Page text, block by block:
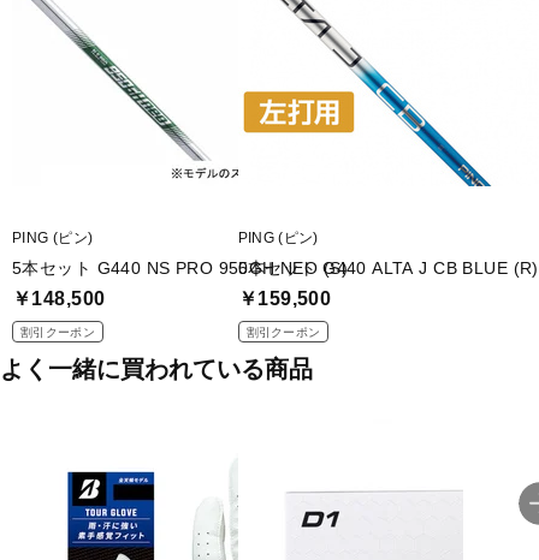
PING (ピン)
5本セット G440 NS PRO 950GH NEO (S)
￥148,500
割引クーポン
PING (ピン)
5本セット G440 ALTA J CB BLUE (R)
￥159,500
割引クーポン
よく一緒に買われている商品